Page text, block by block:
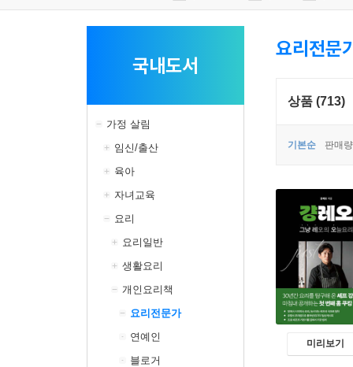
국내도서
가정 살림
임신/출산
육아
자녀교육
요리
요리일반
생활요리
개인요리책
요리전문가
연예인
블로거
요리전문
상품 (713)
기본순 판매
미리보기